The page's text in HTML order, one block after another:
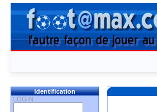
Identification
LOGIN